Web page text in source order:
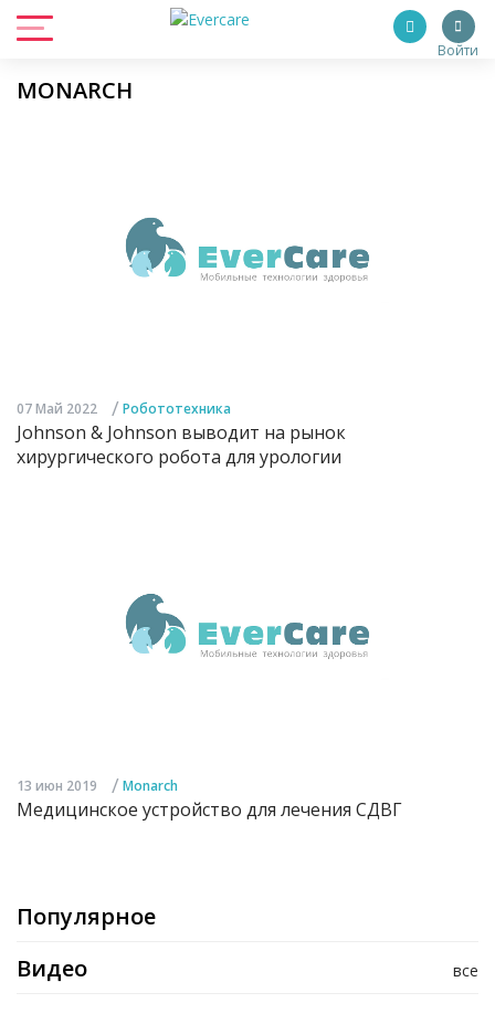
Войти
MONARCH
07 Май 2022 / Робототехника
Johnson & Johnson выводит на рынок
хирургического робота для урологии
13 июн 2019 / Monarch
Медицинское устройство для лечения СДВГ
Популярное
все
Видео